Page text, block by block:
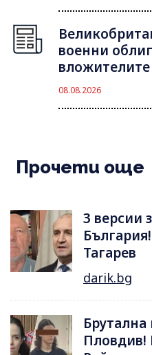
военни
08.08.2026
Прочети още
3 версии
Тагарев
darik.bg
Брутална
Пловдив!